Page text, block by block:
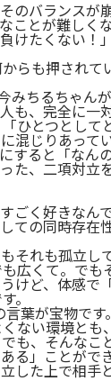
のバランスが
ことが難しく
けたくない！
らも押されて
みちるちゃん
も、完全に一
ひとつとして
混じりあって
すると「なん
た、二項対立
ごく好きなんで
ての同時存在
それも孤立し
広くて。でも
けど、体感で
。
葉が宝物です。
ない環境とも
も、そんなこ
る」ことがで
した上で相手